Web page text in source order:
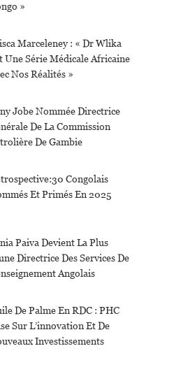
»
Marceleney : « Dr Wlika
Une Série Médicale Africaine
Nos Réalités »
Jobe Nommée Directrice
De La Commission
De Gambie
Congolais
Et Primés En 2025
Paiva Devient La Plus
Directrice Des Services De
Angolais
De Palme En RDC : PHC
Sur L’innovation Et De
Investissements